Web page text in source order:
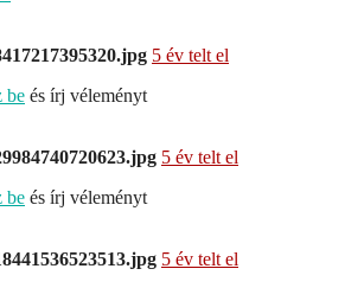
5 év telt el
be és írj véleményt
5 év telt el
be és írj véleményt
5 év telt el